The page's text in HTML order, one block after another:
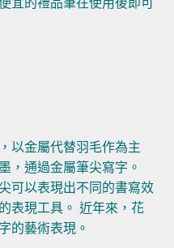
以金屬代替羽毛作為主
，通過金屬筆尖寫字。
可以表現出不同的書寫效
表現工具。 近年來，花
的藝術表現。